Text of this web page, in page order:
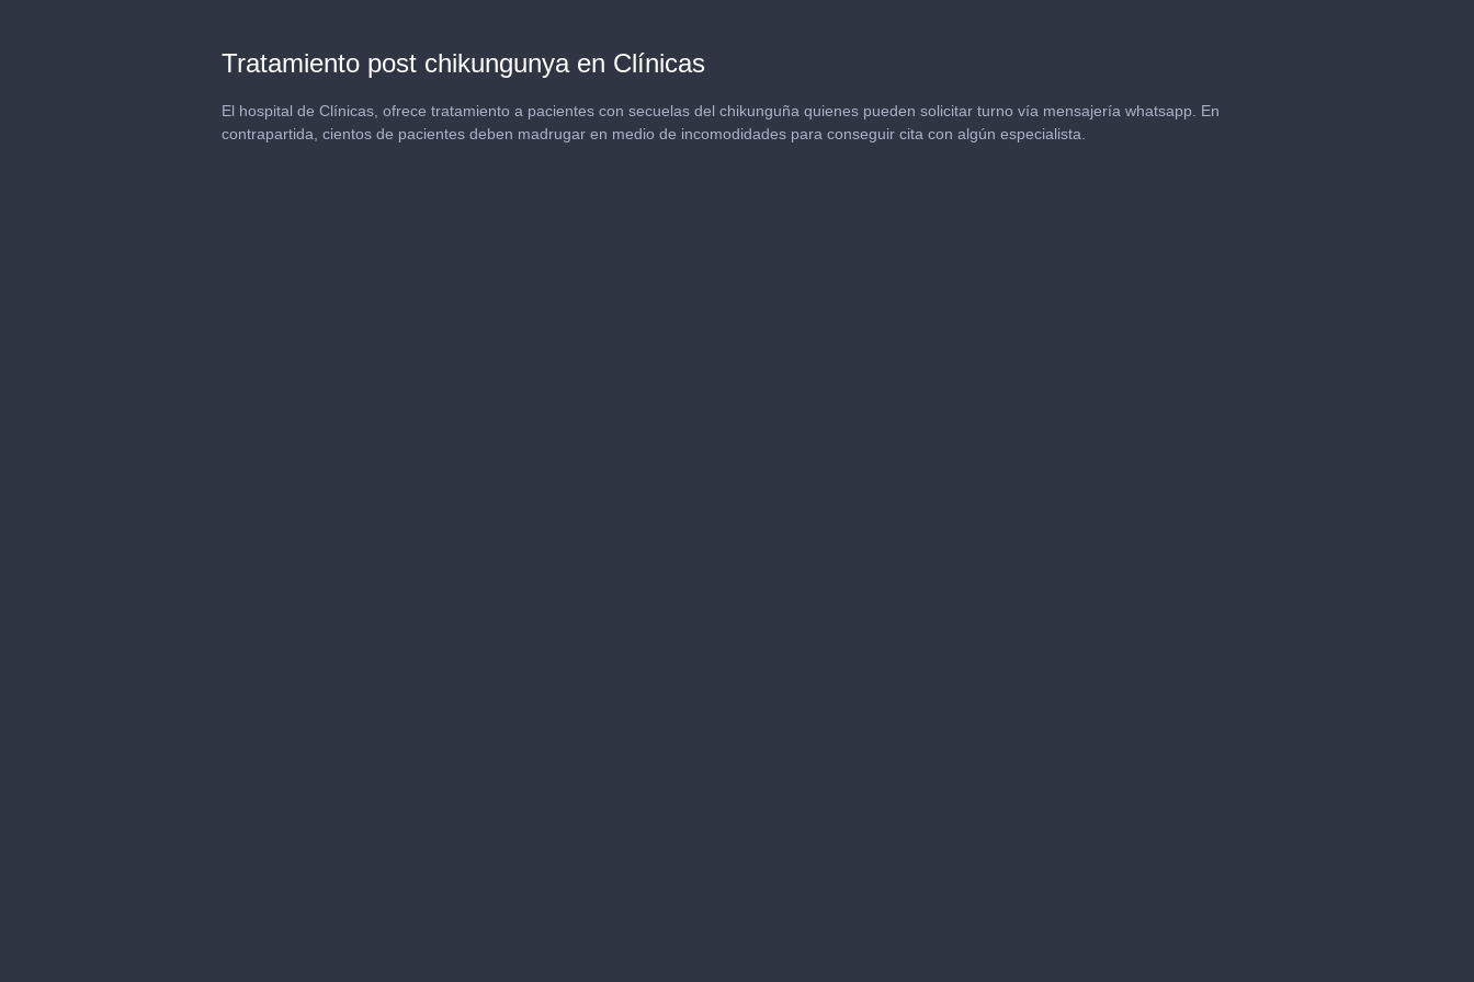
Tratamiento post chikungunya en Clínicas
El hospital de Clínicas, ofrece tratamiento a pacientes con secuelas del chikunguña quienes pueden solicitar turno vía mensajería whatsapp. En
contrapartida, cientos de pacientes deben madrugar en medio de incomodidades para conseguir cita con algún especialista.